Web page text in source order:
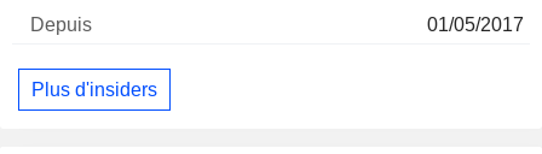
01/05/2017
Plus d'insiders